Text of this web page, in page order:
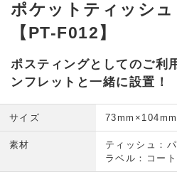
ポケットティッシュ
【PT-F012】
ポスティングとしてのご利
ンフレットと一緒に設置！
サイズ 73mm×104mm
素材
ティッシュ：
ラベル：コー